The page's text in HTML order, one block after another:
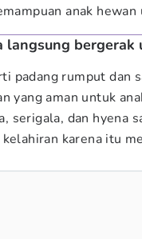
anak
langsung
padang rumput dan
yang aman untuk
serigala, dan hyena
karena itu